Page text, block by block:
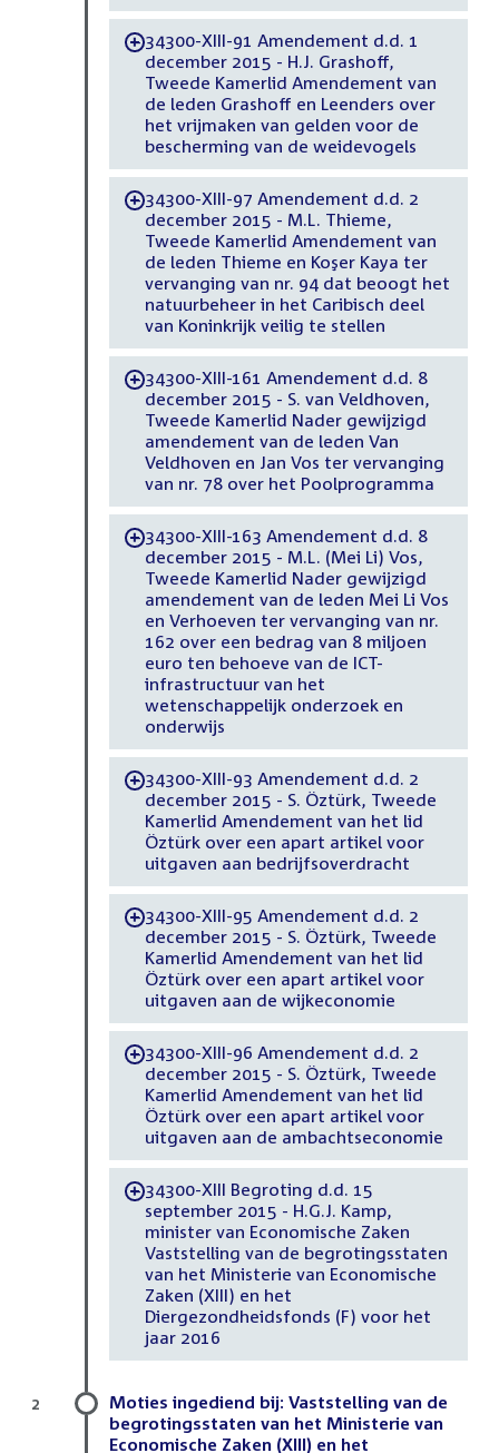
-34300-XIII-91 Amendement d.d. 1
december 2015 - H.J. Grashoff,
Tweede Kamerlid Amendement van
de leden Grashoff en Leenders over
het vrijmaken van gelden voor de
bescherming van de weidevogels
-34300-XIII-97 Amendement d.d. 2
december 2015 - M.L. Thieme,
Tweede Kamerlid Amendement van
de leden Thieme en Koşer Kaya ter
vervanging van nr. 94 dat beoogt het
natuurbeheer in het Caribisch deel
van Koninkrijk veilig te stellen
-34300-XIII-161 Amendement d.d. 8
december 2015 - S. van Veldhoven,
Tweede Kamerlid Nader gewijzigd
amendement van de leden Van
Veldhoven en Jan Vos ter vervanging
van nr. 78 over het Poolprogramma
-34300-XIII-163 Amendement d.d. 8
december 2015 - M.L. (Mei Li) Vos,
Tweede Kamerlid Nader gewijzigd
amendement van de leden Mei Li Vos
en Verhoeven ter vervanging van nr.
162 over een bedrag van 8 miljoen
euro ten behoeve van de ICT-
infrastructuur van het
wetenschappelijk onderzoek en
onderwijs
-34300-XIII-93 Amendement d.d. 2
december 2015 - S. Öztürk, Tweede
Kamerlid Amendement van het lid
Öztürk over een apart artikel voor
uitgaven aan bedrijfsoverdracht
-34300-XIII-95 Amendement d.d. 2
december 2015 - S. Öztürk, Tweede
Kamerlid Amendement van het lid
Öztürk over een apart artikel voor
uitgaven aan de wijkeconomie
-34300-XIII-96 Amendement d.d. 2
december 2015 - S. Öztürk, Tweede
Kamerlid Amendement van het lid
Öztürk over een apart artikel voor
uitgaven aan de ambachtseconomie
-34300-XIII Begroting d.d. 15
september 2015 - H.G.J. Kamp,
minister van Economische Zaken
Vaststelling van de begrotingsstaten
van het Ministerie van Economische
Zaken (XIII) en het
Diergezondheidsfonds (F) voor het
jaar 2016
Moties ingediend bij: Vaststelling van de
begrotingsstaten van het Ministerie van
Economische Zaken (XIII) en het
2